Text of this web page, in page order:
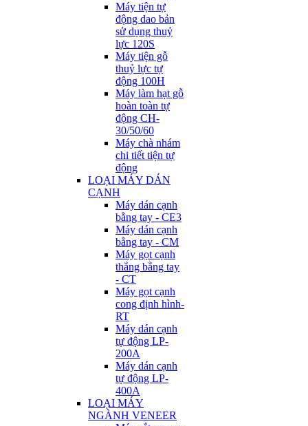
Máy tiện tự
động dao bản
sử dụng thuỷ
lực 120S
Máy tiện gỗ
thuỷ lực tự
động 100H
Máy làm hạt gỗ
hoàn toàn tự
động CH-
30/50/60
Máy chà nhám
chi tiết tiện tự
động
LOẠI MÁY DÁN
CẠNH
Máy dán cạnh
bằng tay - CE3
Máy dán cạnh
bằng tay - CM
Máy gọt cạnh
thẳng bằng tay
- CT
Máy gọt cạnh
cong định hình-
RT
Máy dán cạnh
tự động LP-
200A
Máy dán cạnh
tự động LP-
400A
LOẠI MÁY
NGÀNH VENEER